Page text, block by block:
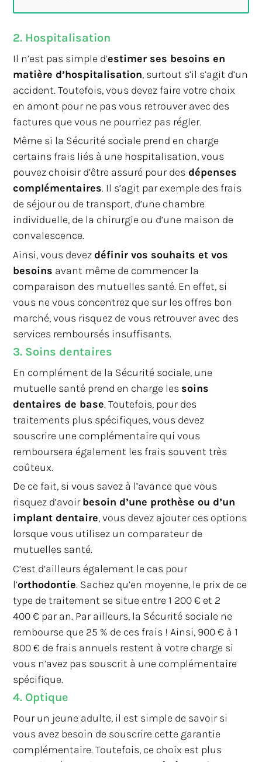
2. Hospitalisation
Il n’est pas simple d’estimer ses besoins en
matière d’hospitalisation, surtout s’il s’agit d’un
accident. Toutefois, vous devez faire votre choix
en amont pour ne pas vous retrouver avec des
factures que vous ne pourriez pas régler.
Même si la Sécurité sociale prend en charge
certains frais liés à une hospitalisation, vous
pouvez choisir d’être assuré pour des dépenses
complémentaires. Il s’agit par exemple des frais
de séjour ou de transport, d’une chambre
individuelle, de la chirurgie ou d’une maison de
convalescence.
Ainsi, vous devez définir vos souhaits et vos
besoins avant même de commencer la
comparaison des mutuelles santé. En effet, si
vous ne vous concentrez que sur les offres bon
marché, vous risquez de vous retrouver avec des
services remboursés insuffisants.
3. Soins dentaires
En complément de la Sécurité sociale, une
mutuelle santé prend en charge les soins
dentaires de base. Toutefois, pour des
traitements plus spécifiques, vous devez
souscrire une complémentaire qui vous
remboursera également les frais souvent très
coûteux.
De ce fait, si vous savez à l’avance que vous
risquez d’avoirbesoin d’une prothèse ou d’un
implant dentaire, vous devez ajouter ces options
lorsque vous utilisez un comparateur de
mutuelles santé.
C’est d’ailleurs également le cas pour
l’orthodontie. Sachez qu’en moyenne, le prix de ce
type de traitement se situe entre 1 200 € et 2
400 € par an. Par ailleurs, la Sécurité sociale ne
rembourse que 25 % de ces frais ! Ainsi, 900 € à 1
800 € de frais annuels restent à votre charge si
vous n’avez pas souscrit à une complémentaire
spécifique.
4. Optique
Pour un jeune adulte, il est simple de savoir si
vous avez besoin de souscrire cette garantie
complémentaire. Toutefois, ce choix est plus